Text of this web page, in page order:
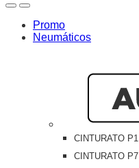
OpenClose
Promo
Neumáticos
CINTURATO P1
CINTURATO P7